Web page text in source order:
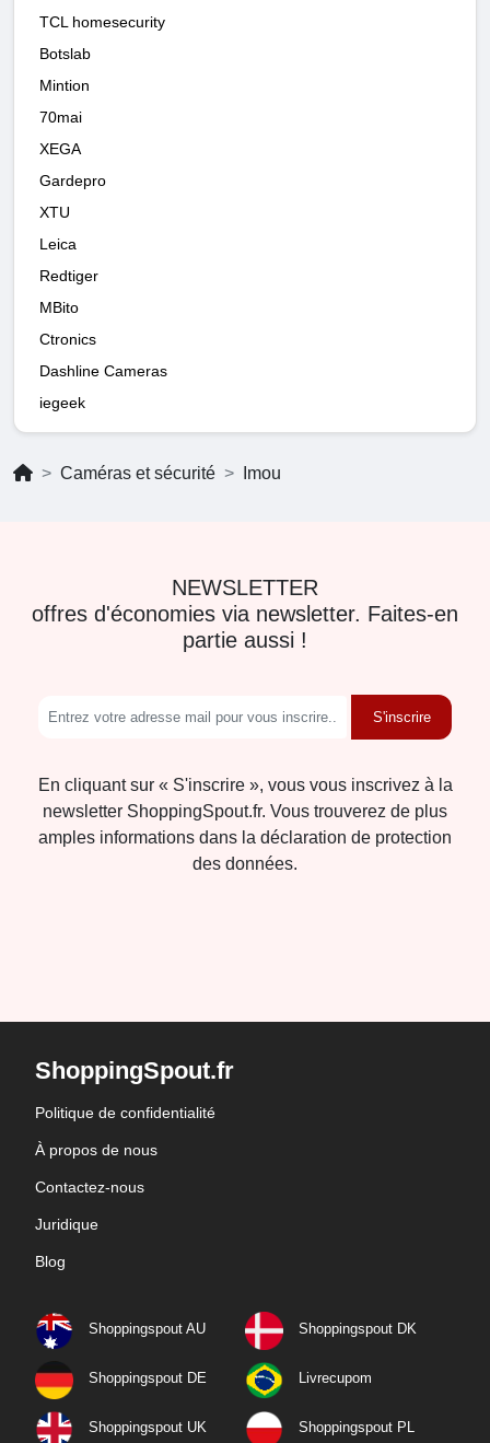
TCL homesecurity
Botslab
Mintion
70mai
XEGA
Gardepro
XTU
Leica
Redtiger
MBito
Ctronics
Dashline Cameras
iegeek
Caméras et sécurité Imou
NEWSLETTER
offres d'économies via newsletter. Faites-en
partie aussi !
S'inscrire
En cliquant sur « S'inscrire », vous vous inscrivez à la
newsletter ShoppingSpout.fr. Vous trouverez de plus
amples informations dans la déclaration de protection
des données.
ShoppingSpout.fr
Politique de confidentialité
À propos de nous
Contactez-nous
Juridique
Blog
Shoppingspout AU Shoppingspout DK
Shoppingspout DE Livrecupom
Shoppingspout UK Shoppingspout PL